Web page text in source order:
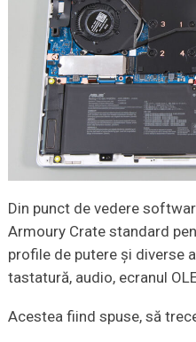
Din punct de vedere
Armoury Crate standard
profile de putere și diverse
tastatură, audio, ecranul
Acestea fiind spuse, să